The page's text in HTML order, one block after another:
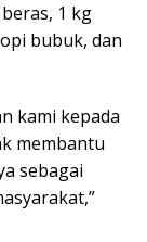
1 kg
bubuk, dan
kami kepada
membantu
sebagai